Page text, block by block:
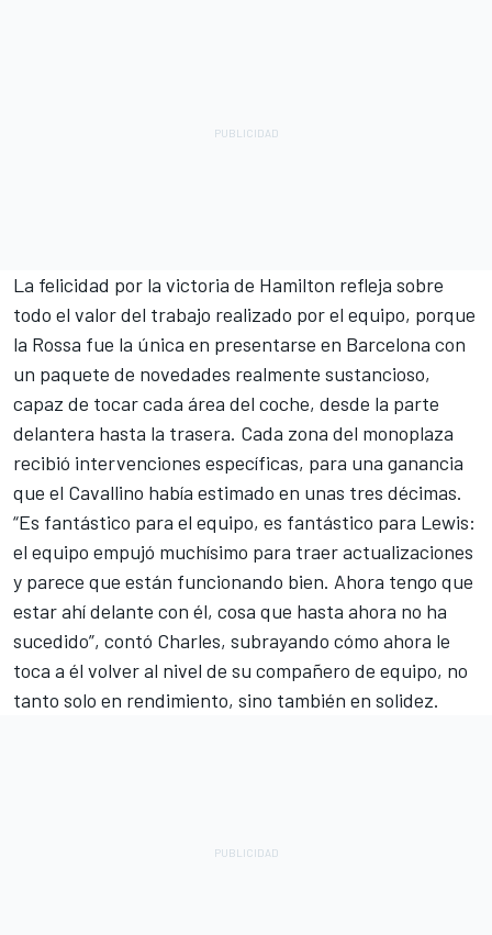
La felicidad por la victoria de Hamilton refleja sobre
todo el valor del trabajo realizado por el equipo, porque
la Rossa fue la única en presentarse en Barcelona con
un paquete de novedades realmente sustancioso,
capaz de tocar cada área del coche, desde la parte
delantera hasta la trasera. Cada zona del monoplaza
recibió intervenciones específicas, para una ganancia
que el Cavallino había estimado en unas tres décimas.
“Es fantástico para el equipo, es fantástico para Lewis:
el equipo empujó muchísimo para traer actualizaciones
y parece que están funcionando bien. Ahora tengo que
estar ahí delante con él, cosa que hasta ahora no ha
sucedido”, contó Charles, subrayando cómo ahora le
toca a él volver al nivel de su compañero de equipo, no
tanto solo en rendimiento, sino también en solidez.